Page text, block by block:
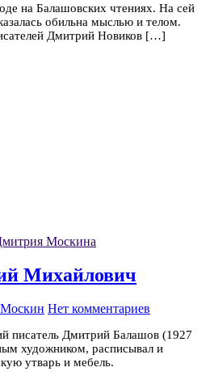
на Балашовских чтениях. На сей
обильна мыслью и телом.
Дмитрий Новиков […]
Москина
Михайлович
Нет комментариев
писатель Дмитрий Балашов (1927
художником, расписывал и
утварь и мебель.